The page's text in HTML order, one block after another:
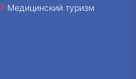
Медицинский туризм